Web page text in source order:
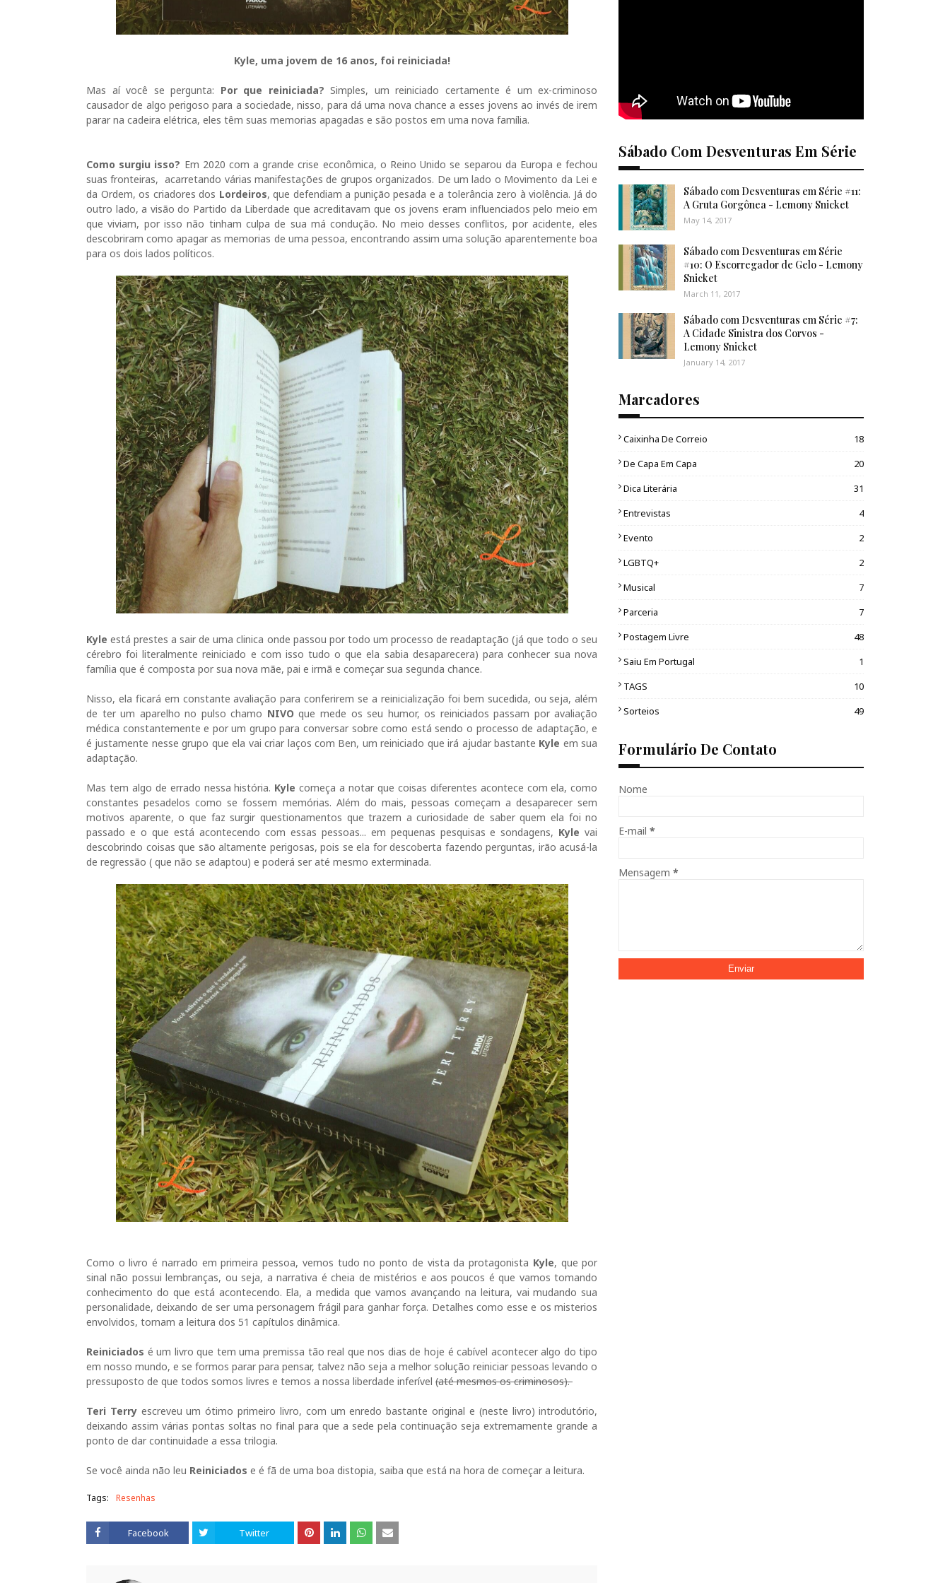
Kyle, uma jovem de 16 anos, foi reiniciada!
Mas aí você se pergunta: Por que reiniciada? Simples, um reiniciado certamente é um ex-criminoso
causador de algo perigoso para a sociedade, nisso, para dá uma nova chance a esses jovens ao invés de irem
parar na cadeira elétrica, eles têm suas memorias apagadas e são postos em uma nova família.
Como surgiu isso? Em 2020 com a grande crise econômica, o Reino Unido se separou da Europa e fechou
suas fronteiras, acarretando várias manifestações de grupos organizados. De um lado o Movimento da Lei e
da Ordem, os criadores dos Lordeiros, que defendiam a punição pesada e a tolerância zero à violência. Já do
outro lado, a visão do Partido da Liberdade que acreditavam que os jovens eram influenciados pelo meio em
que viviam, por isso não tinham culpa de sua má condução. No meio desses conflitos, por acidente, eles
descobriram como apagar as memorias de uma pessoa, encontrando assim uma solução aparentemente boa
para os dois lados políticos.
Kyleestá prestes a sair de uma clinica onde passou por todo um processo de readaptação (já que todo o seu
cérebro foi literalmente reiniciado e com isso tudo o que ela sabia desaparecera) para conhecer sua nova
família que é composta por sua nova mãe, pai e irmã e começar sua segunda chance.
Nisso, ela ficará em constante avaliação para conferirem se a reinicialização foi bem sucedida, ou seja, além
de ter um aparelho no pulso chamo NIVOque mede os seu humor, os reiniciados passam por avaliação
médica constantemente e por um grupo para conversar sobre como está sendo o processo de adaptação, e
é justamente nesse grupo que ela vai criar laços com Ben, um reiniciado que irá ajudar bastante Kyle em sua
adaptação.
Mas tem algo de errado nessa história. Kylecomeça a notar que coisas diferentes acontece com ela, como
constantes pesadelos como se fossem memórias. Além do mais, pessoas começam a desaparecer sem
motivos aparente, o que faz surgir questionamentos que trazem a curiosidade de saber quem ela foi no
passado e o que está acontecendo com essas pessoas... em pequenas pesquisas e sondagens, Kylevai
descobrindo coisas que são altamente perigosas, pois se ela for descoberta fazendo perguntas, irão acusá-la
de regressão ( que não se adaptou) e poderá ser até mesmo exterminada.
Como o livro é narrado em primeira pessoa, vemos tudo no ponto de vista da protagonista Kyle, que por
sinal não possui lembranças, ou seja, a narrativa é cheia de mistérios e aos poucos é que vamos tomando
conhecimento do que está acontecendo. Ela, a medida que vamos avançando na leitura, vai mudando sua
personalidade, deixando de ser uma personagem frágil para ganhar força. Detalhes como esse e os misterios
envolvidos, tornam a leitura dos 51 capítulos dinâmica.
Reiniciados é um livro que tem uma premissa tão real que nos dias de hoje é cabível acontecer algo do tipo
em nosso mundo, e se formos parar para pensar, talvez não seja a melhor solução reiniciar pessoas levando o
pressuposto de que todos somos livres e temos a nossa liberdade inferível (até mesmos os criminosos).
Teri Terry escreveu um ótimo primeiro livro, com um enredo bastante original e (neste livro) introdutório,
deixando assim várias pontas soltas no final para que a sede pela continuação seja extremamente grande a
ponto de dar continuidade a essa trilogia.
Se você ainda não leu Reiniciados e é fã de uma boa distopia, saiba que está na hora de começar a leitura.
Tags: Resenhas
Facebook Twitter
Sábado Com Desventuras Em Série
Sábado com Desventuras em Série #11:
A Gruta Gorgônea - Lemony Snicket
May 14, 2017
Sábado com Desventuras em Série
#10: O Escorregador de Gelo - Lemony
Snicket
March 11, 2017
Sábado com Desventuras em Série #7:
A Cidade Sinistra dos Corvos -
Lemony Snicket
January 14, 2017
Marcadores
Caixinha De Correio
18
De Capa Em Capa
20
Dica Literária
31
Entrevistas
4
Evento
2
LGBTQ+
2
Musical
7
Parceria
7
Postagem Livre
48
Saiu Em Portugal
1
TAGS
10
Sorteios
49
Formulário De Contato
Nome
E-mail*
Mensagem*